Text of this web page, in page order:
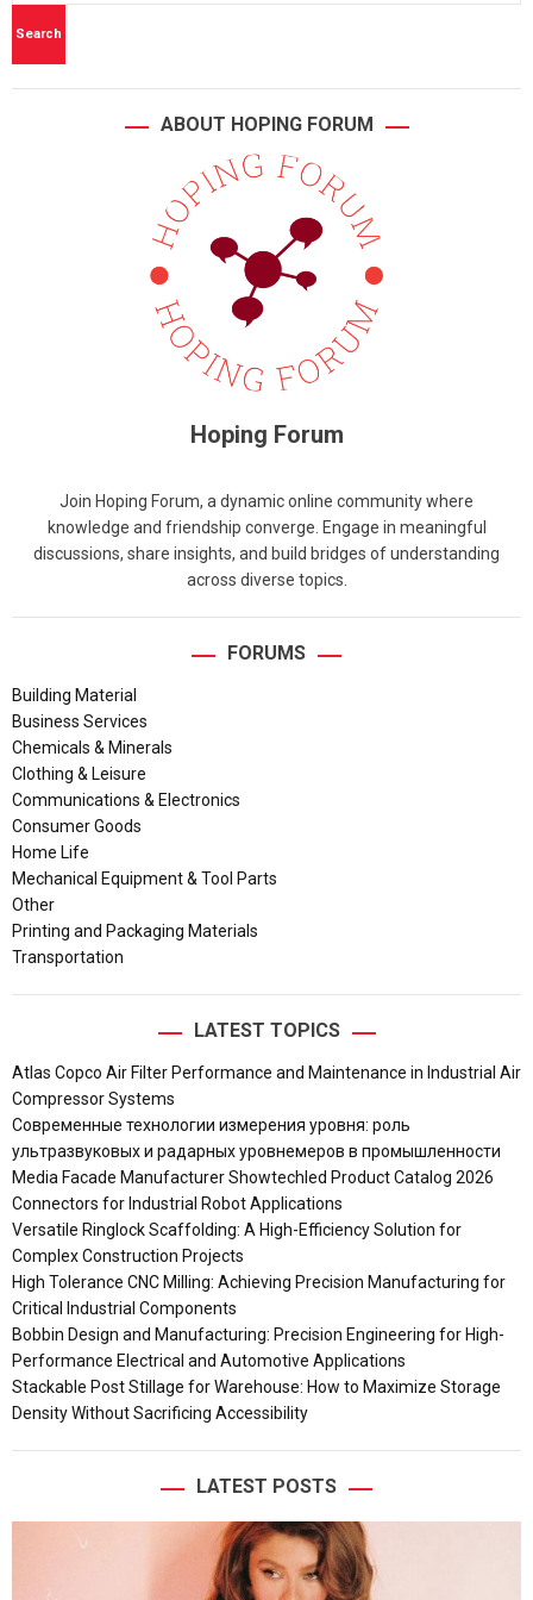
ABOUT HOPING FORUM
Hoping Forum
Join Hoping Forum, a dynamic online community where
knowledge and friendship converge. Engage in meaningful
discussions, share insights, and build bridges of understanding
across diverse topics.
FORUMS
Building Material
Business Services
Chemicals & Minerals
Clothing & Leisure
Communications & Electronics
Consumer Goods
Home Life
Mechanical Equipment & Tool Parts
Other
Printing and Packaging Materials
Transportation
LATEST TOPICS
Atlas Copco Air Filter Performance and Maintenance in Industrial Air
Compressor Systems
Современные технологии измерения уровня: роль
ультразвуковых и радарных уровнемеров в промышленности
Media Facade Manufacturer Showtechled Product Catalog 2026
Connectors for Industrial Robot Applications
Versatile Ringlock Scaffolding: A High-Efficiency Solution for
Complex Construction Projects
High Tolerance CNC Milling: Achieving Precision Manufacturing for
Critical Industrial Components
Bobbin Design and Manufacturing: Precision Engineering for High-
Performance Electrical and Automotive Applications
Stackable Post Stillage for Warehouse: How to Maximize Storage
Density Without Sacrificing Accessibility
LATEST POSTS